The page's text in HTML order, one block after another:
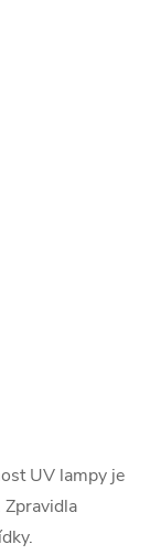
UV lampy je